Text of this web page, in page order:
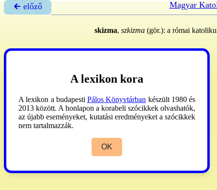
🡰 előző Magyar
skizma, szkizma (gör.): a római
A lexikon kora
A lexikon a budapesti Pálos Könyvtárban készült 1980 és
2013 között. A honlapon a korabeli szócikkek olvashatók,
az újabb eseményeket, kutatási eredményeket a szócikkek
nem tartalmazzák.
OK